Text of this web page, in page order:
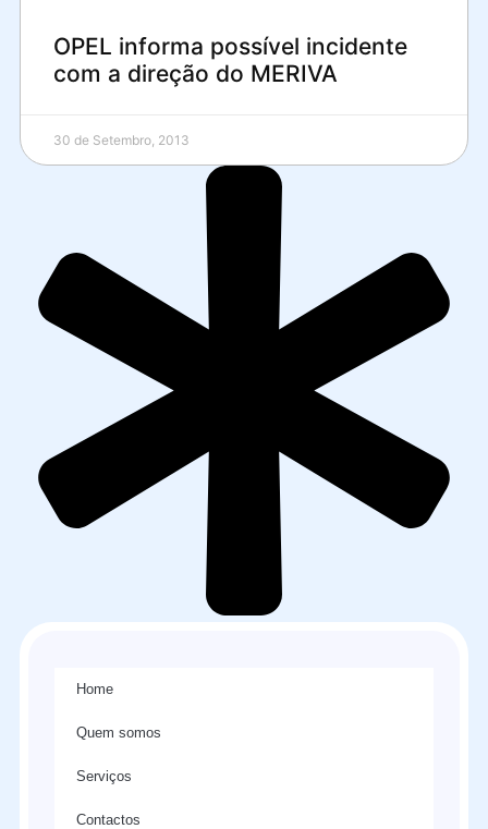
OPEL informa possível incidente
com a direção do MERIVA
30 de Setembro, 2013
Home
Quem somos
Serviços
Contactos